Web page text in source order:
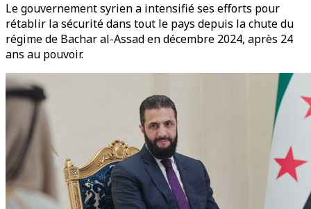
Le gouvernement syrien a intensifié ses efforts pour
rétablir la sécurité dans tout le pays depuis la chute du
régime de Bachar al-Assad en décembre 2024, après 24
ans au pouvoir.